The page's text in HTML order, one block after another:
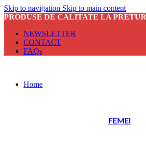
Skip to navigation Skip to main content
PRODUSE DE CALITATE LA
NEWSLETTER
CONTACT
FAQs
Home
FEMEI